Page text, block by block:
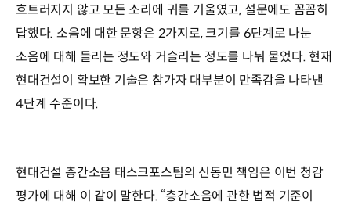
흐트러지지 않고 모든 소리에 귀를 기울였고, 설문에도 꼼꼼히
답했다. 소음에 대한 문항은 2가지로, 크기를 6단계로 나눈
소음에 대해 들리는 정도와 거슬리는 정도를 나눠 물었다. 현재
현대건설이 확보한 기술은 참가자 대부분이 만족감을 나타낸
4단계 수준이다.
현대건설 층간소음 태스크포스팀의 신동민 책임은 이번 청감
평가에 대해 이 같이 말한다. “층간소음에 관한 법적 기준이